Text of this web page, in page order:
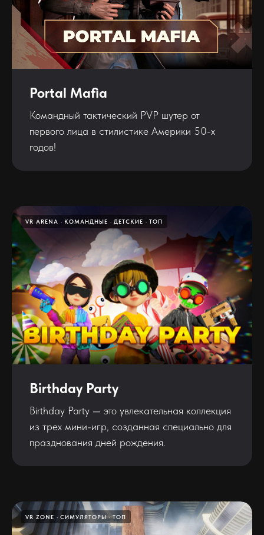
Portal Mafia
Командный тактический PVP шутер от
первого лица в стилистике Америки 50-х
годов!
VR ARENA КОМАНДНЫЕ ДЕТСКИЕ ТОП
Birthday Party
Birthday Party — это увлекательная коллекция
из трех мини-игр, созданная специально для
празднования дней рождения.
VR ZONE СИМУЛЯТОРЫ ТОП